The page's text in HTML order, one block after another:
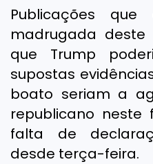
Publicações
madrugada deste
que Trump
supostas
boato seriam a
republicano
falta de
desde terça-feira.